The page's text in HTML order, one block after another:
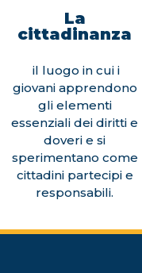
La
cittadinanza
il luogo in cui i
giovani apprendono
gli elementi
essenziali dei diritti e
doveri e si
sperimentano come
cittadini partecipi e
responsabili.